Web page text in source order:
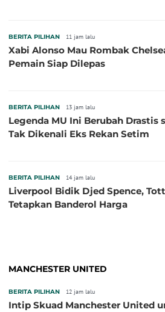
BERITA PILIHAN 11 jam lalu
Xabi Alonso Mau Rombak
Pemain Siap Dilepas
BERITA PILIHAN 13 jam lalu
Legenda MU Ini Berubah Drastis
Tak Dikenali Eks Rekan Setim
BERITA PILIHAN 14 jam lalu
Liverpool Bidik Djed Spence,
Tetapkan Banderol Harga
MANCHESTER UNITED
BERITA PILIHAN 12 jam lalu
Intip Skuad Manchester United